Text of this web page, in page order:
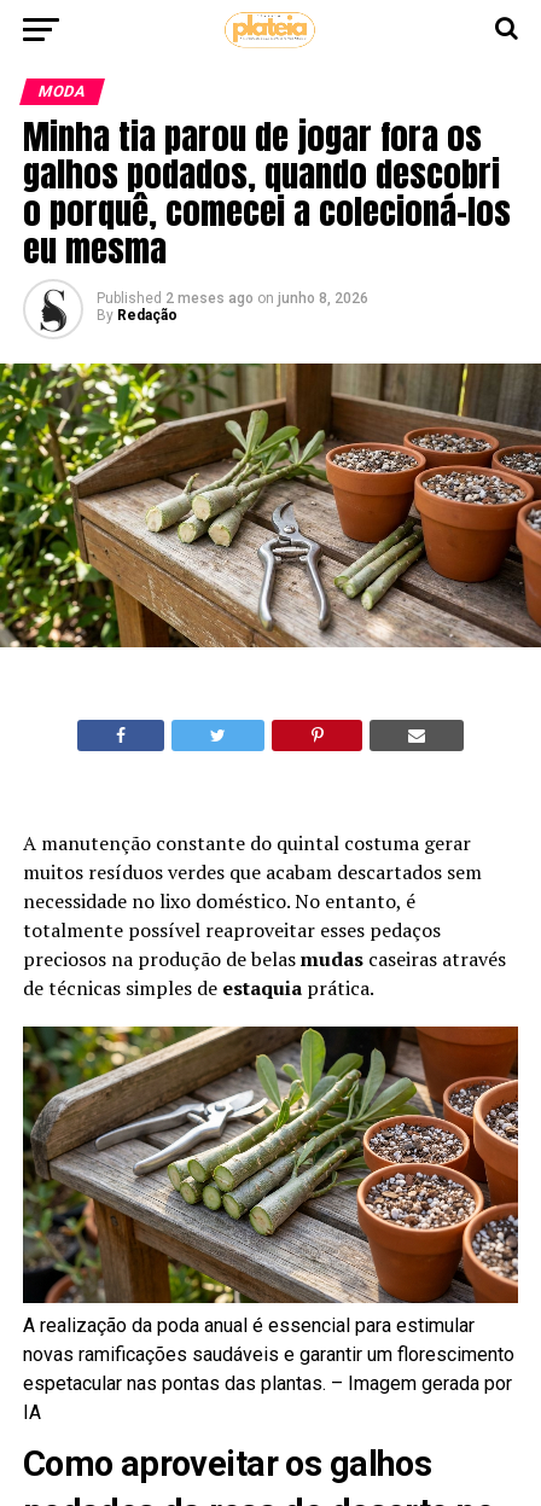
MODA
Minha tia parou de jogar fora os
galhos podados, quando descobri
o porquê, comecei a colecioná-los
eu mesma
Published 2 meses ago on junho 8, 2026
By Redação
A manutenção constante do quintal costuma gerar
muitos resíduos verdes que acabam descartados sem
necessidade no lixo doméstico. No entanto, é
totalmente possível reaproveitar esses pedaços
preciosos na produção de belasmudascaseiras através
de técnicas simples de estaquiaprática.
A realização da poda anual é essencial para estimular
novas ramificações saudáveis e garantir um florescimento
espetacular nas pontas das plantas. – Imagem gerada por
IA
Como aproveitar os galhos